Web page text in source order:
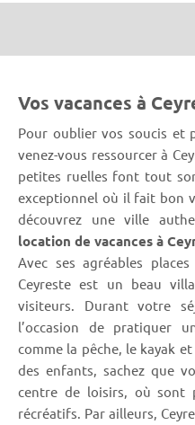
Vos vacances à
Pour oublier vos soucis et
venez-vous ressourcer à
petites ruelles font tout
exceptionnel où il fait bon
découvrez une ville
location de vacances à
Avec ses agréables
Ceyreste est un beau
visiteurs. Durant votre
l’occasion de pratiquer
comme la pêche, le kayak
des enfants, sachez que
centre de loisirs, où sont
récréatifs. Par ailleurs,